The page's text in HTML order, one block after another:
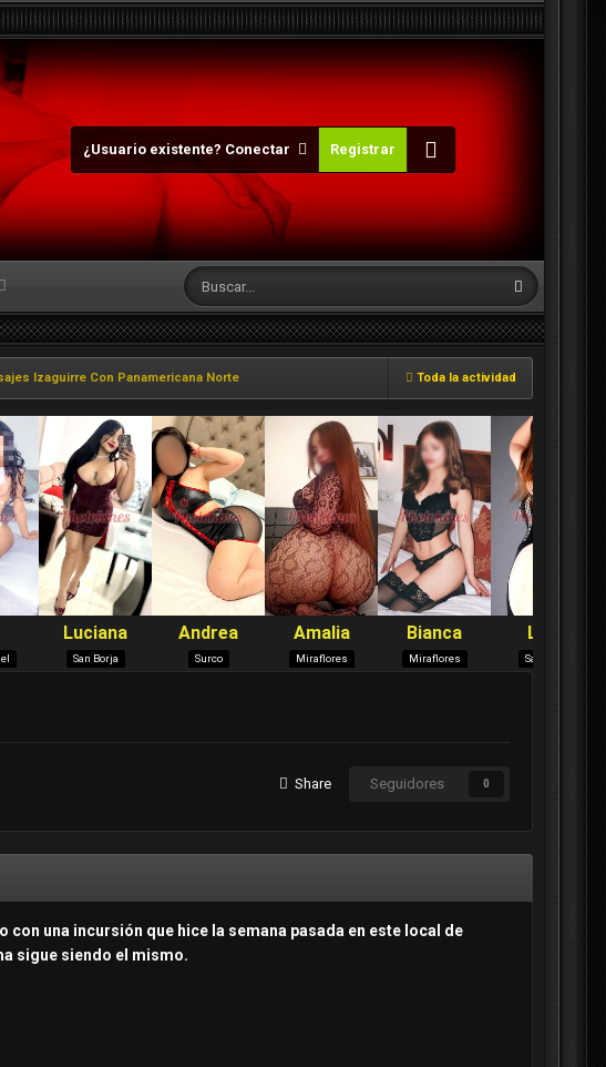
¿Usuario existente? Conectar Registrar
Toda la actividad
Izaguirre Con Panamericana Norte
Share Seguidores 0
una incursión que hice la semana pasada en este local de
sigue siendo el mismo.